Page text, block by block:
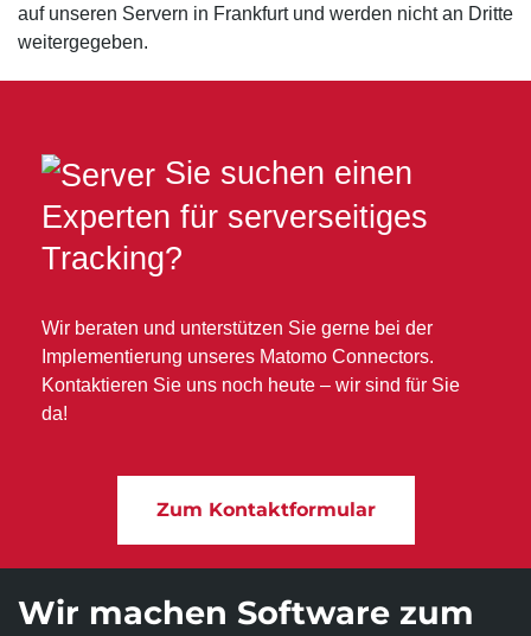
auf unseren Servern in Frankfurt und werden nicht an Dritte
weitergegeben.
Sie suchen einen
Experten für server­seitiges
Tracking?
Wir beraten und unterstützen Sie gerne bei der
Implemen­tierung unseres Matomo Connectors.
Kontaktieren Sie uns noch heute – wir sind für Sie
da!
Zum Kontaktformular
Wir machen Software zum